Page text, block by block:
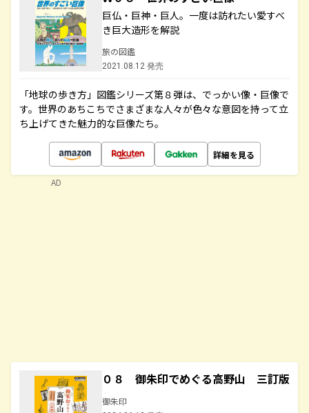
巨仏・巨神・巨人。一度は訪れたい愛すべ
き巨大造形を解説
旅の図鑑
2021.08.12 発売
「地球の歩き方」図鑑シリーズ第８弾は、でっかい像・巨像で
す。世界のあちこちでさまざまな人々が色々な意図を持って立
ち上げてきた魅力的な巨像たち。
詳細を見る
０８ 御朱印でめぐる高野山 三訂版
御朱印
AD